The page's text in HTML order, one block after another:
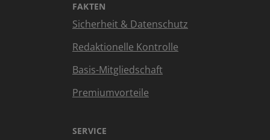
FAKTEN
Sicherheit & Datenschutz
Redaktionelle Kontrolle
Basis-Mitgliedschaft
Premiumvorteile
SERVICE